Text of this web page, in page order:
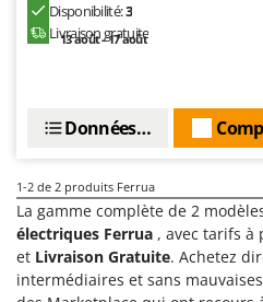
F
Fendeuses à bois
Filtres pour vin et huile
Fouloirs - Égrappoirs
Fourches pour tracteur
Fours d'extérieur -
Fours électriques
Comet
CTEK
D
Dal Degan
DCG
Deca
DeWalt
Disponibilité:3
Livraison gratuite
13 août - 17 août
Données techniques
1-2 de 2 produits Ferrua
La gamme complète de 2
électriques Ferrua , avec tarifs à
et Livraison Gratuite. Achetez
intermédiaires et sans